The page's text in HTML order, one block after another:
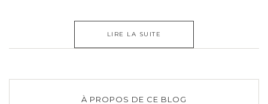
LIRE LA SUITE
À PROPOS DE CE BLOG